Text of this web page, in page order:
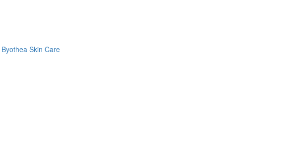
Byothea Skin Care